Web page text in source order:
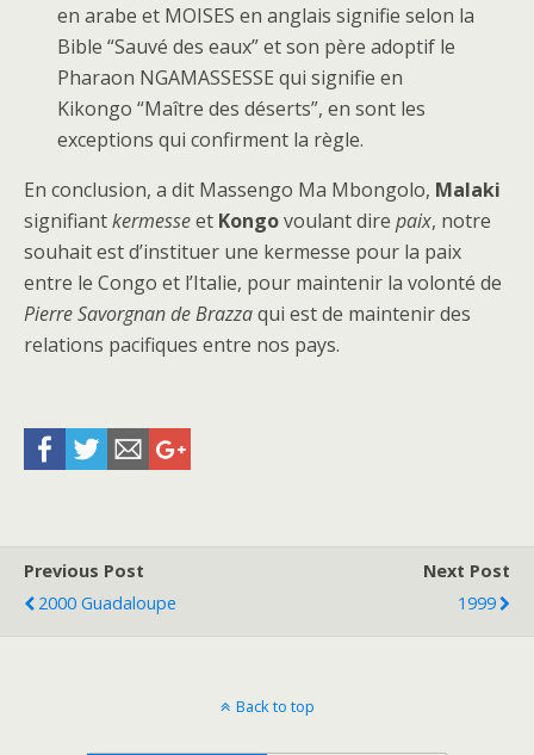
en arabe et MOISES en anglais signifie selon la
Bible “Sauvé des eaux” et son père adoptif le
Pharaon NGAMASSESSE qui signifie en
Kikongo “Maître des déserts”, en sont les
exceptions qui confirment la règle.
En conclusion, a dit Massengo Ma Mbongolo, Malaki
signifiantkermesseet Kongovoulant dire paix, notre
souhait est d’instituer une kermesse pour la paix
entre le Congo et l’Italie, pour maintenir la volonté de
Pierre Savorgnan de Brazzaqui est de maintenir des
relations pacifiques entre nos pays.
Previous Post
2000 Guadaloupe
Next Post
1999
Back to top